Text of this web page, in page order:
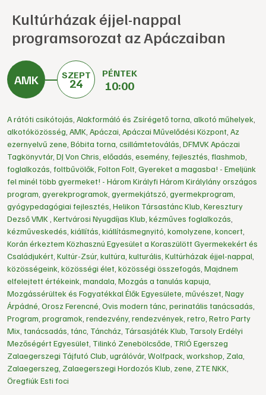
Kultúrházak éjjel-nappal
programsorozat az Apáczaiban
SZEPT
24
PÉNTEK
10:00
A rátóti csikótojás Alakformáló és Zsírégető torna alkotó műhelyek
alkotóközösség AMK Apáczai Apáczai Művelődési Központ Az
ezernyelvű zene Bóbita torna csillámtetoválás DFMVK Apáczai
Tagkönyvtár, DJ Von Chris előadás esemény, fejlesztés flashmob
foglalkozás foltbűvölők Folton Folt Gyereket a magasba! - Emeljünk
fel minél több gyermeket! - Három Királyfi Három Királylány országos
program gyerekprogramok gyermekjátszó gyermekprogram
gyógypedagógiai fejlesztés Helikon Társastánc Klub Keresztury
Dezső VMK Kertvárosi Nyugdíjas Klub kézműves foglalkozás
kézműveskedés kiállítás kiállításmegnyitó komolyzene koncert
Korán érkeztem Közhasznú Egyesület a Koraszülött Gyermekekért és
Családjukért Kultúr-Zsúr, kultúra kulturális Kultúrházak éjjel-nappal
közösségeink közösségi élet közösségi összefogás Majdnem
elfelejtett értékeink mandala Mozgás a tanulás kapuja
Mozgássérültek és Fogyatékkal Élők Egyesülete művészet Nagy
Árpádné Orosz Ferencné Ovis modern tánc perinatális tanácsadás
Program programok rendezvény, rendezvények retro Retro Party
Mix tanácsadás tánc Táncház Társasjáték Klub Tarsoly Erdélyi
Mezőségért Egyesület Tilinkó Zenebölcsőde TRIÓ Egerszeg
Zalaegerszegi Tájfutó Club ugrálóvár, Wolfpack workshop Zala
Zalaegerszeg Zalaegerszegi Hordozós Klub zene ZTE NKK
Öregfiúk Esti foci